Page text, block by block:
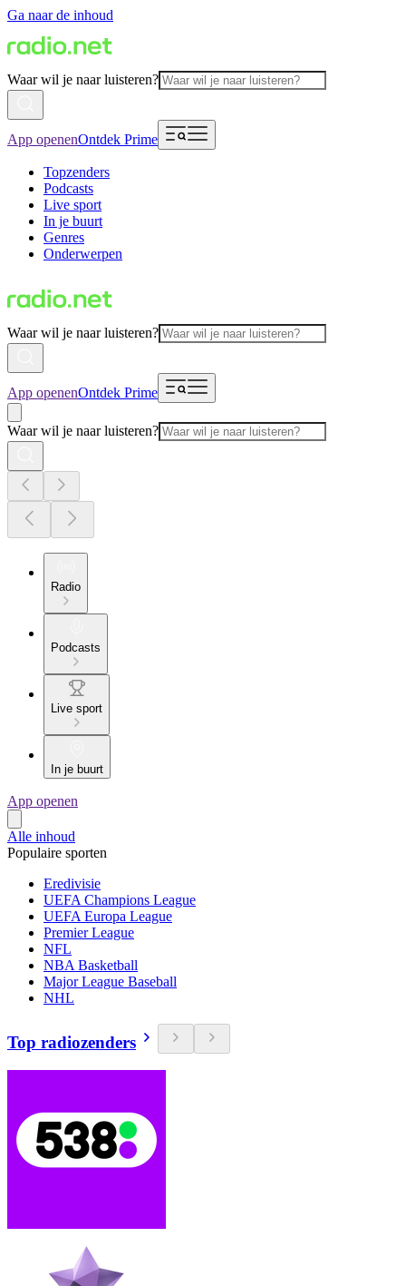
Ga naar de inhoud
Waar wil je naar luisteren?
App openenOntdek Prime
Topzenders
Podcasts
Live sport
In je buurt
Genres
Onderwerpen
Waar wil je naar luisteren?
App openenOntdek Prime
Waar wil je naar luisteren?
Radio
Podcasts
Live sport
In je buurt
App openen
Alle inhoud
Populaire sporten
Eredivisie
UEFA Champions League
UEFA Europa League
Premier League
NFL
NBA Basketball
Major League Baseball
NHL
Top radiozenders